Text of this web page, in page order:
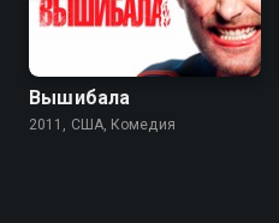
Вышибала
2011, США, Комедия